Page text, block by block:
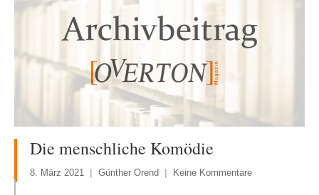
Die menschliche Komödie
8. März 2021 Günther Orend Keine Kommentare